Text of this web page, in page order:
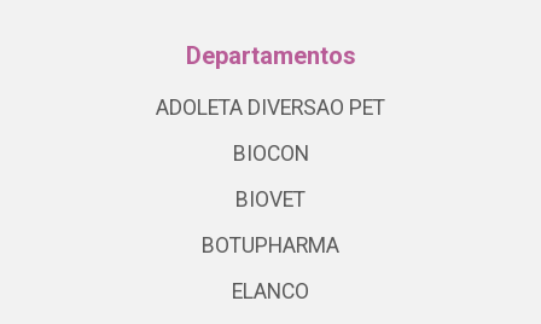
Departamentos
ADOLETA DIVERSAO PET
BIOCON
BIOVET
BOTUPHARMA
ELANCO